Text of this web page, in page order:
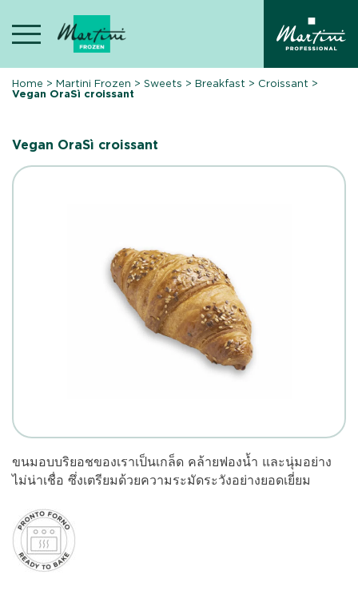
content
Home >Martini Frozen >Sweets >Breakfast > Croissant >
Vegan OraSì croissant
Vegan OraSì croissant
ขนมอบบริยอชของเราเป็นเกล็ด คล้ายฟองน้ำ และนุ่มอย่าง
ไม่น่าเชื่อ ซึ่งเตรียมด้วยความระมัดระวังอย่างยอดเยี่ยม